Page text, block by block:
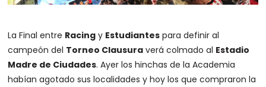
La Final entre Racing y Estudiantes para definir al
campeón del Torneo Clausura verá colmado al Estadio
Madre de Ciudades. Ayer los hinchas de la Academia
habían agotado sus localidades y hoy los que compraron la